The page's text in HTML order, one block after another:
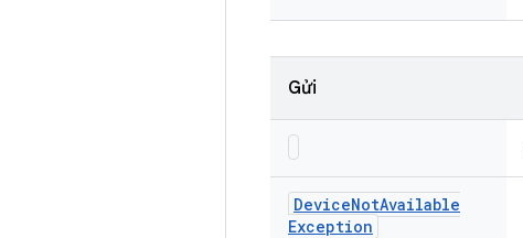
Gửi
DeviceNotAvailable
Exception